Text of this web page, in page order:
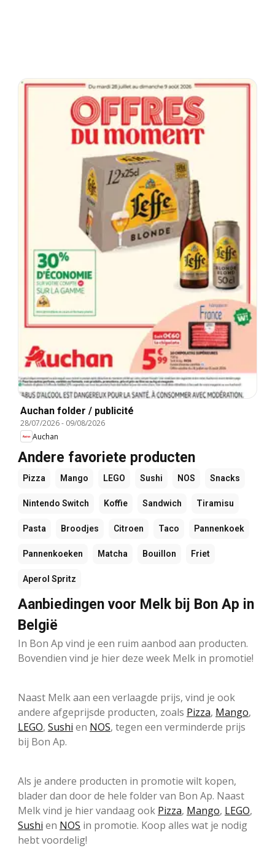
Auchan folder / publicité
28/07/2026- 09/08/2026
Auchan
Andere favoriete producten
Pizza Mango LEGO Sushi NOS Snacks
Nintendo Switch Koffie Sandwich Tiramisu
Pasta Broodjes Citroen Taco Pannenkoek
Pannenkoeken Matcha Bouillon Friet
Aperol Spritz
Aanbiedingen voor Melk bij Bon Ap in
België
In Bon Ap vind je een ruim aanbod aan producten.
Bovendien vind je hier deze week Melk in promotie!
Naast Melk aan een verlaagde prijs, vind je ook
andere afgeprijsde producten, zoals Pizza, Mango,
LEGO, Sushi en NOS, tegen een verminderde prijs
bij Bon Ap.
Als je andere producten in promotie wilt kopen,
blader dan door de hele folder van Bon Ap. Naast
Melk vind je hier vandaag ook Pizza, Mango, LEGO,
Sushi en NOS in promotie. Koop alles wat je nodig
hebt voordelig!